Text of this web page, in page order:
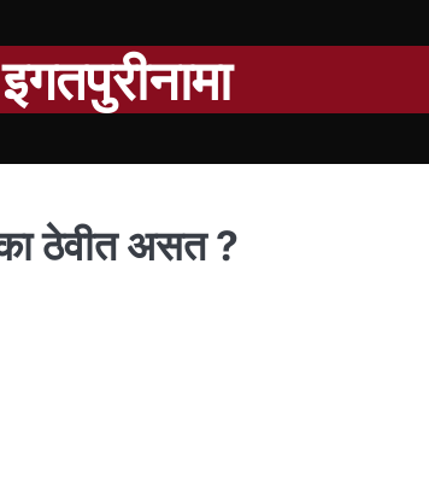
इगतपुरीनामा
का ठेवीत असत ?